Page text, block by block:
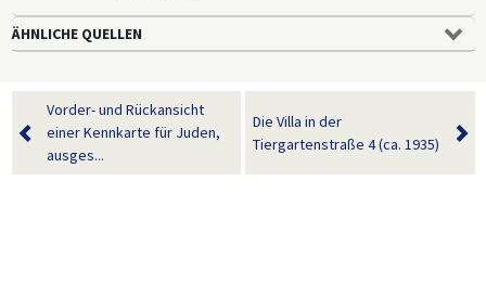
ÄHNLICHE QUELLEN
Vorder- und Rückansicht
einer Kennkarte für Juden,
ausges...
Die Villa in der
Tiergartenstraße 4 (ca. 1935)